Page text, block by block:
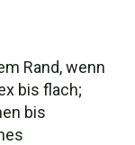
Rand, wenn
bis flach;
bis